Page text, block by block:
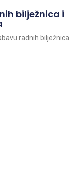
bilježnica i
radnih bilježnica